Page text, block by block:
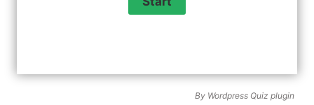
By Wordpress Quiz plugin